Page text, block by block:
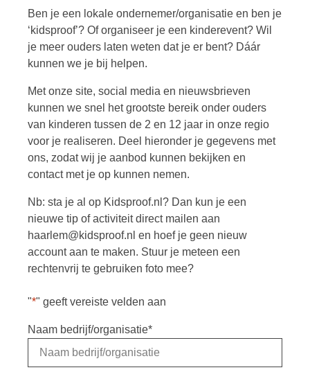
Ben je een lokale ondernemer/organisatie en ben je
‘kidsproof’? Of organiseer je een kinderevent? Wil
je meer ouders laten weten dat je er bent? Dáár
kunnen we je bij helpen.
Met onze site, social media en nieuwsbrieven
kunnen we snel het grootste bereik onder ouders
van kinderen tussen de 2 en 12 jaar in onze regio
voor je realiseren. Deel hieronder je gegevens met
ons, zodat wij je aanbod kunnen bekijken en
contact met je op kunnen nemen.
Nb: sta je al op Kidsproof.nl? Dan kun je een
nieuwe tip of activiteit direct mailen aan
haarlem@kidsproof.nl en hoef je geen nieuw
account aan te maken. Stuur je meteen een
rechtenvrij te gebruiken foto mee?
"*" geeft vereiste velden aan
Naam bedrijf/organisatie*